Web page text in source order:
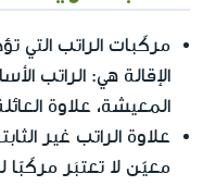
مركّبات الراتب التي
الإقالة هي: الراتب
المعيشة، علاوة
علاوة الراتب غير
معيّن لا تعتبَر مركّبًا